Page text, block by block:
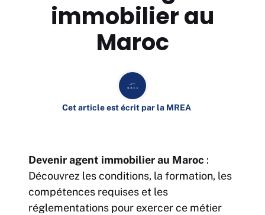
immobilier au
Maroc
Cet article est écrit par la MREA
Devenir agent immobilier au Maroc :
Découvrez les conditions, la formation, les
compétences requises et les
réglementations pour exercer ce métier